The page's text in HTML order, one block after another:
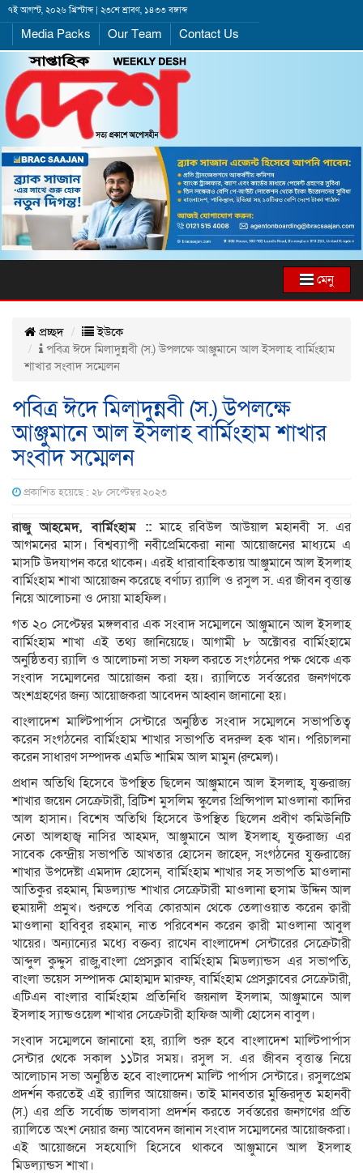
৭ই আগস্ট, ২০২৬ খ্রিস্টাব্দ | ২৩শে শ্রাবণ, ১৪৩৩ বঙ্গাব্দ
Media Packs Our Team Contact Us
মেনু
প্রচ্ছদ
ইউকে
পবিত্র ঈদে মিলাদুন্নবী (স.) উপলক্ষে আঞ্জুমানে আল ইসলাহ বার্মিংহাম
শাখার সংবাদ সম্মেলন
পবিত্র ঈদে মিলাদুন্নবী (স.) উপলক্ষে
আঞ্জুমানে আল ইসলাহ বার্মিংহাম শাখার
সংবাদ সম্মেলন
প্রকাশিত হয়েছে : ২৮ সেপ্টেম্বর ২০২৩
রাজু আহমেদ, বার্মিংহাম :: মাহে রবিউল আউয়াল মহানবী স. এর
আগমনের মাস। বিশ্বব্যাপী নবীপ্রেমিকেরা নানা আয়োজনের মাধ্যমে এ
মাসটি উদযাপন করে থাকেন। এরই ধারাবাহিকতায় আঞ্জুমানে আল ইসলাহ
বার্মিংহাম শাখা আয়োজন করেছে বর্ণাঢ্য র‌্যালি ও রসুল স. এর জীবন বৃত্তান্ত
নিয়ে আলোচনা ও দোয়া মাহফিল।
গত ২০ সেপ্টেম্বর মঙ্গলবার এক সংবাদ সম্মেলনে আঞ্জুমানে আল ইসলাহ
বার্মিংহাম শাখা এই তথ্য জানিয়েছে। আগামী ৮ অক্টোবর বার্মিংহামে
অনুষ্ঠিতব্য র‌্যালি ও আলোচনা সভা সফল করতে সংগঠনের পক্ষ থেকে এক
সংবাদ সম্মেলনের আয়োজন করা হয়। র‌্যালিতে সর্বস্তরের জনগণকে
অংশগ্রহণের জন্য আয়োজকরা আবেদন আহ্বান জানানো হয়।
বাংলাদেশ মাল্টিপার্পাস সেন্টারে অনুষ্ঠিত সংবাদ সম্মেলনে সভাপতিত্ব
করেন সংগঠনের বার্মিংহাম শাখার সভাপতি বদরুল হক খান। পরিচালনা
করেন সাধারণ সম্পাদক এমডি শামিম আল মামুন (রুমেল)।
প্রধান অতিথি হিসেবে উপস্থিত ছিলেন আঞ্জুমানে আল ইসলাহ, যুক্তরাজ্য
শাখার জয়েন সেক্রেটারী, ব্রিটিশ মুসলিম স্কুলের প্রিন্সিপাল মাওলানা কাদির
আল হাসান। বিশেষ অতিথি হিসেবে উপস্থিত ছিলেন প্রবীণ কমিউনিটি
নেতা আলহাজ্ব নাসির আহমদ, আঞ্জুমানে আল ইসলাহ, যুক্তরাজ্য এর
সাবেক কেন্দ্রীয় সভাপতি আখতার হোসেন জাহেদ, সংগঠনের যুক্তরাজ্যে
শাখার উপদেষ্টা এমদাদ হোসেন, বার্মিংহাম শাখার সহ সভাপতি মাওলানা
আতিকুর রহমান, মিডল্যান্ড শাখার সেক্রেটারী মাওলানা হুসাম উদ্দিন আল
হুমায়দী প্রমুখ। শুরুতে পবিত্র কোরআন থেকে তেলাওয়াত করেন ক্বারী
মাওলানা হাবিবুর রহমান, নাত পরিবেশন করেন ক্বারী মাওলানা আবুল
খায়ের। অন্যান্যের মধ্যে বক্তব্য রাখেন বাংলাদেশ সেন্টারের সেক্রেটারী
আব্দুল কুদ্দুস রাজু,বাংলা প্রেসক্লাব বার্মিংহাম মিডল্যান্ডস এর সভাপতি,
বাংলা ভয়েস সম্পাদক মোহাম্মদ মারুফ, বার্মিংহাম প্রেসক্লাবের সেক্রেটারী,
এটিএন বাংলার বার্মিংহাম প্রতিনিধি জয়নাল ইসলাম, আঞ্জুমানে আল
ইসলাহ স্যান্ডওয়েল শাখার সেক্রেটারী হাফিজ আলী হোসেন বাবুল।
সংবাদ সম্মেলনে জানানো হয়, র‌্যালি শুরু হবে বাংলাদেশ মাল্টিপার্পাস
সেন্টার থেকে সকাল ১১টার সময়। রসুল স. এর জীবন বৃত্তান্ত নিয়ে
আলোচান সভা অনুষ্ঠিত হবে বাংলাদেশ মাল্টি পার্পাস সেন্টারে। রসুলপ্রেম
প্রদর্শন করতেই এই র‌্যালির আয়োজন। তাই মানবতার মুক্তিরদূত মহানবী
(স.) এর প্রতি সর্বোচ্চ ভালবাসা প্রদর্শন করতে সর্বস্তরের জনগণের প্রতি
র‌্যালিতে অংশ নেয়ার জন্য আবেদন জানান সংবাদ সম্মেলনের আয়োজকরা।
এই আয়োজনে সহযোগি হিসেবে থাকবে আঞ্জুমানে আল ইসলাহ
মিডল্যান্ডস শাখা।